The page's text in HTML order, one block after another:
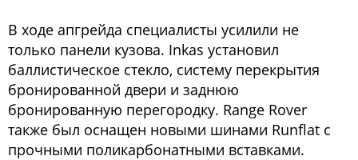
В ходе апгрейда специалисты усилили не
только панели кузова. Inkas установил
баллистическое стекло, систему перекрытия
бронированной двери и заднюю
бронированную перегородку. Range Rover
также был оснащен новыми шинами Runflat с
прочными поликарбонатными вставками.